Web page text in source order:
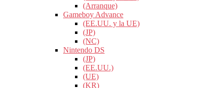
(Arranque)
Gameboy Advance
(EE.UU. y la UE)
(JP)
(NC)
Nintendo DS
(JP)
(EE.UU.)
(UE)
(KR)